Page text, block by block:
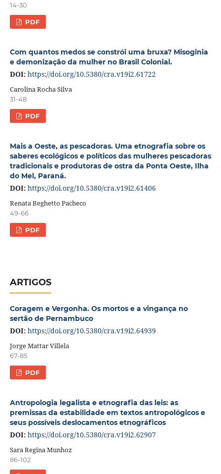
14-30
PDF
Com quantos medos se constrói uma bruxa? Misoginia
e demonização da mulher no Brasil Colonial.
DOI: https://doi.org/10.5380/cra.v19i2.61722
Carolina Rocha Silva
31-48
PDF
Mais a Oeste, as pescadoras. Uma etnografia sobre os
saberes ecológicos e políticos das mulheres pescadoras
tradicionais e produtoras de ostra da Ponta Oeste, Ilha
do Mel, Paraná.
DOI: https://doi.org/10.5380/cra.v19i2.61406
Renata Beghetto Pacheco
49-66
PDF
ARTIGOS
Coragem e Vergonha. Os mortos e a vingança no
sertão de Pernambuco
DOI: https://doi.org/10.5380/cra.v19i2.64939
Jorge Mattar Villela
67-85
PDF
Antropologia legalista e etnografia das leis: as
premissas da estabilidade em textos antropológicos e
seus possíveis deslocamentos etnográficos
DOI: https://doi.org/10.5380/cra.v19i2.62907
Sara Regina Munhoz
86-102